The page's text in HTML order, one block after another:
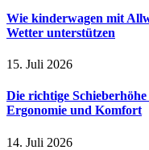
Wie kinderwagen mit
Wetter unterstützen
15. Juli 2026
Die richtige
Ergonomie und Komfort
14. Juli 2026